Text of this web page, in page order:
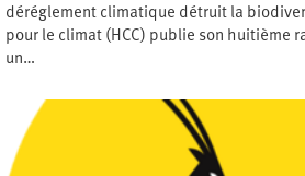
déréglement climatique détruit la
pour le climat (HCC) publie son huitième
un…